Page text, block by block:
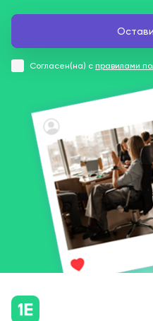
Согласен(на) с правилами